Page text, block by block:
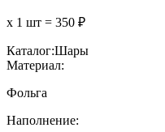
х 1 шт = 350 ₽
Каталог:Шары
Материал:
Фольга
Наполнение: